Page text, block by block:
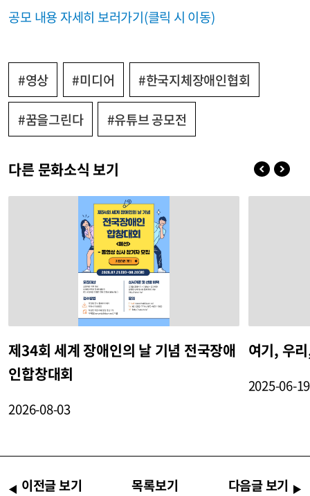
공모 내용 자세히 보러가기(클릭 시 이동)
#영상 #미디어 #한국지체장애인협회
#꿈을그린다 #유튜브 공모전
다른 문화소식 보기
제34회 세계 장애인의 날 기념 전국장애
인합창대회
2026-08-03
여기, 우
2025-06-19
이전글 보기 목록보기 다음글 보기